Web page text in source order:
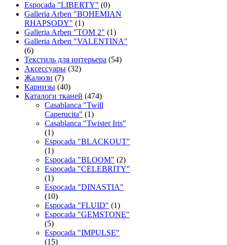
Espocada "LIBERTY" (0)
Galleria Arben "BOHEMIAN
RHAPSODY" (1)
Galleria Arben "TOM 2" (1)
Galleria Arben "VALENTINA"
(6)
Текстиль для интерьера (54)
Аксессуары (32)
Жалюзи (7)
Карнизы (40)
Каталоги тканей (474)
Casablanca "Twill
Caperucita" (1)
Casablanca "Twister Iris"
(1)
Espocada "BLACKOUT"
(1)
Espocada "BLOOM" (2)
Espocada "CELEBRITY"
(1)
Espocada "DINASTIA"
(10)
Espocada "FLUID" (1)
Espocada "GEMSTONE"
(5)
Espocada "IMPULSE"
(15)